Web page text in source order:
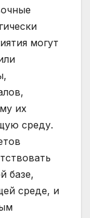
могут
их
среду.
базе,
среде, и